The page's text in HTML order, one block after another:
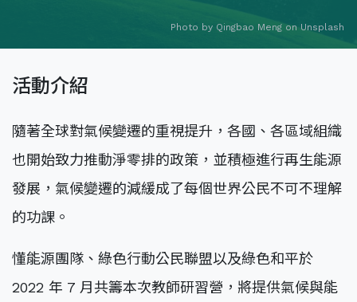
Photo by Qingbao Meng on Unsplash
活動介紹
隨著全球對氣候變遷的重視提升，各國、各區域組織
也開始致力推動淨零排的政策，並積極進行再生能源
發展，氣候變遷的減緩成了每個世界公民不可不理解
的功課。
懂能源團隊、綠色行動公民聯盟以及綠色和平於
2022 年 7 月共籌本次教師研習營，將提供氣候與能